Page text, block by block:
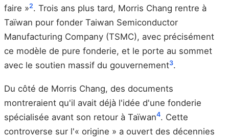
faire »2. Trois ans plus tard, Morris Chang rentre à
Taïwan pour fonder Taiwan Semiconductor
Manufacturing Company (TSMC), avec précisément
ce modèle de pure fonderie, et le porte au sommet
avec le soutien massif du gouvernement3.
Du côté de Morris Chang, des documents
montreraient qu'il avait déjà l'idée d'une fonderie
spécialisée avant son retour à Taïwan4. Cette
controverse sur l'« origine » a ouvert des décennies